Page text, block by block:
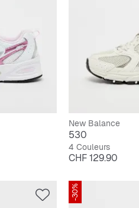
New Balance
530
4 Couleurs
Prix
CHF 129.90
-30%